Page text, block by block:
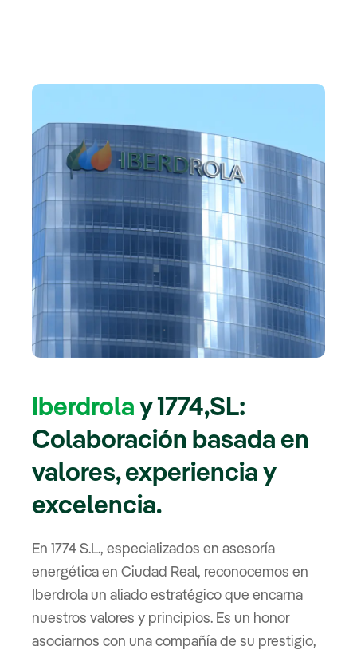
Iberdrolay 1774,SL:
Colaboración basada en
valores, experiencia y
excelencia.
En 1774 S.L., especializados en asesoría
energética en Ciudad Real, reconocemos en
Iberdrola un aliado estratégico que encarna
nuestros valores y principios. Es un honor
asociarnos con una compañía de su prestigio,